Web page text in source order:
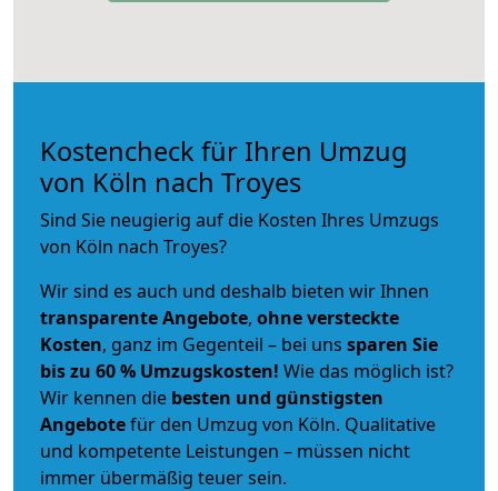
Kostencheck für Ihren Umzug
von Köln nach Troyes
Sind Sie neugierig auf die Kosten Ihres Umzugs
von Köln nach Troyes?
Wir sind es auch und deshalb bieten wir Ihnen
transparente Angebote, ohne versteckte
Kosten, ganz im Gegenteil – bei uns sparen Sie
bis zu 60 % Umzugskosten! Wie das möglich ist?
Wir kennen die besten und günstigsten
Angebotefür den Umzug von Köln. Qualitative
und kompetente Leistungen – müssen nicht
immer übermäßig teuer sein.